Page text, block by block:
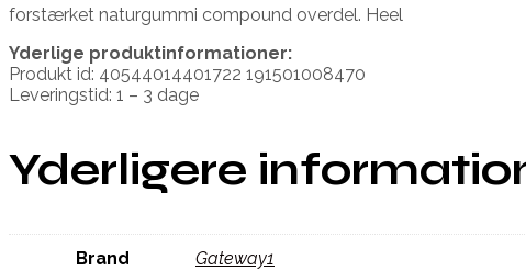
forstærket naturgummi compound overdel. Heel
Yderlige produktinformationer:
Produkt id: 40544014401722 191501008470
Leveringstid: 1 – 3 dage
Yderligere
Brand Gateway1